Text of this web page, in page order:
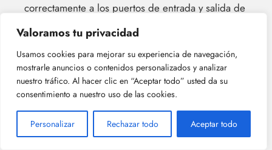
Valoramos tu privacidad
Usamos cookies para mejorar su experiencia de navegación,
mostrarle anuncios o contenidos personalizados y analizar
nuestro tráfico. Al hacer clic en “Aceptar todo” usted da su
consentimiento a nuestro uso de las cookies.
Personalizar Rechazar todo Aceptar todo
correctamente a los puertos de entrada y salida de
tus equipos de audio. Los conectores mal
ajustados pueden generar tensiones adicionales
en los cables.
3.Evitar nudos y enredos:Mantén los cables de
audio siempre ordenados y sin enredos. Los
nudos y enredos pueden ejercer presión sobre los
conductores internos, lo que aumenta el riesgo de